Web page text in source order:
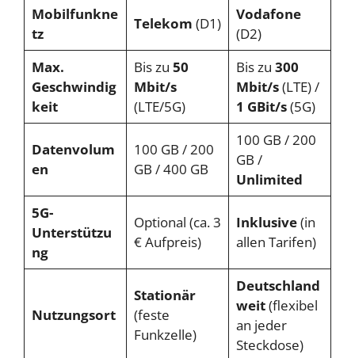
Mobilfunkne
tz
Telekom (D1)
Vodafone
(D2)
Max.
Geschwindig
keit
Bis zu 50
Mbit/s
(LTE/5G)
Bis zu 300
Mbit/s(LTE) /
1 GBit/s(5G)
Datenvolum
en
100 GB / 200
GB / 400 GB
100 GB / 200
GB /
Unlimited
5G-
Unterstützu
ng
Optional (ca. 3
€ Aufpreis)
Inklusive(in
allen Tarifen)
Nutzungsort
Stationär
(feste
Funkzelle)
Deutschland
weit(flexibel
an jeder
Steckdose)